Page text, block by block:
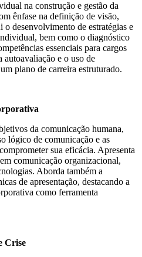
na construção e gestão da
ênfase na definição de visão,
o desenvolvimento de estratégias e
bem como o diagnóstico
essenciais para cargos
autoavaliação e o uso de
plano de carreira estruturado.
da comunicação humana,
lógico de comunicação e as
sua eficácia. Apresenta
comunicação organizacional,
Aborda também a
de apresentação, destacando a
como ferramenta
Crise